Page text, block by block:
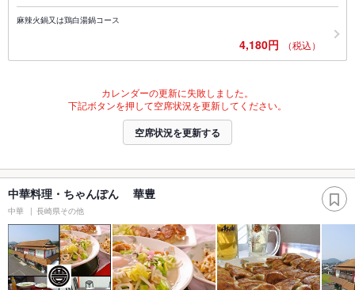
麻辣火鍋又は鶏白湯鍋コース
4,180円 （税込）
カレンダーの更新に失敗しました。
下記ボタンを押して空席状況を更新してください。
空席状況を更新する
中華料理・ちゃんぽん 華豊
中華 長崎県その他